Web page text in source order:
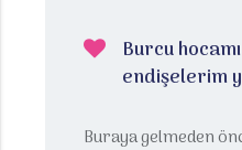
Burcu
endişelerim
Buraya gelmeden